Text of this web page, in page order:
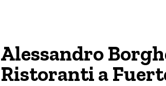
Alessandro
Ristoranti a